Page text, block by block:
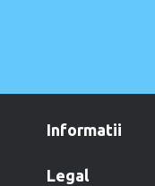
informatii
legal